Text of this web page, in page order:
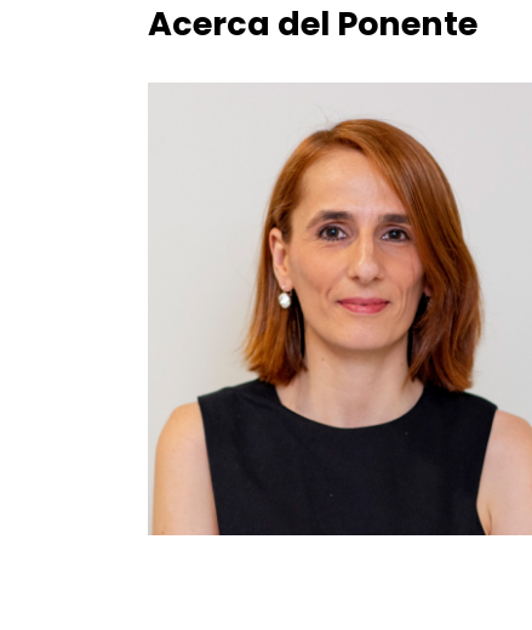
Acerca del Ponente